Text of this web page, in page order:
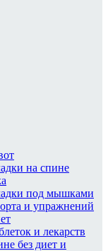
на спине
под мышками
и упражнений
и лекарств
без диет и